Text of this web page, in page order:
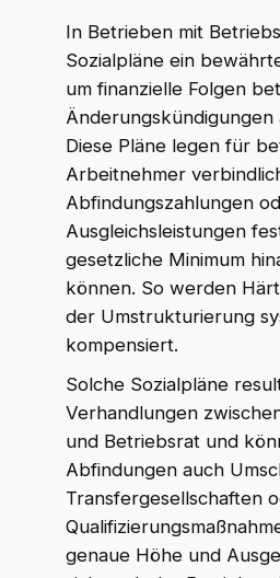
In Betrieben mit
Sozialpläne ein
um finanzielle Folgen
Änderungskündigungen
Diese Pläne legen für
Arbeitnehmer
Abfindungszahlungen
Ausgleichsleistungen
gesetzliche Minimum
können. So werden
der Umstrukturierung
kompensiert.
Solche Sozialpläne
Verhandlungen
und Betriebsrat und
Abfindungen auch
Transfergesellschaften
genaue Höhe und